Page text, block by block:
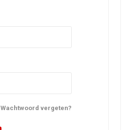
Wachtwoord vergeten?